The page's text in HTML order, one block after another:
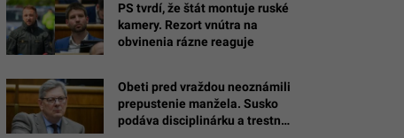
PS tvrdí, že štát montuje ruské
kamery. Rezort vnútra na
obvinenia rázne reaguje
Obeti pred vraždou neoznámili
prepustenie manžela. Susko
podáva disciplinárku a trestné